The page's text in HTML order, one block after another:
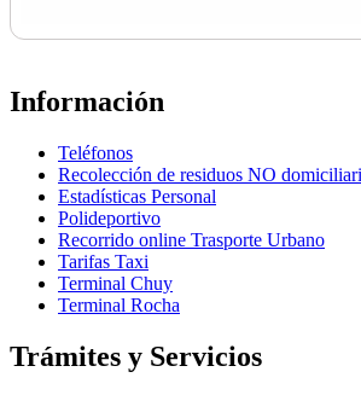
Información
Teléfonos
Recolección de residuos NO
Estadísticas Personal
Polideportivo
Recorrido online Trasporte Urbano
Tarifas Taxi
Terminal Chuy
Terminal Rocha
Trámites y Servicios